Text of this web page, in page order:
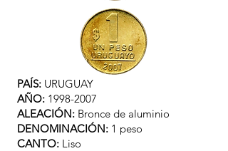
PAÍS: URUGUAY
AÑO: 1998-2007
ALEACIÓN: Bronce de aluminio
DENOMINACIÓN: 1 peso
CANTO: Liso